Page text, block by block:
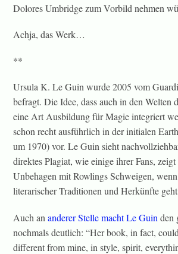
Dolores Umbridge zum Vorbild nehmen
Achja, das Werk…
**
Ursula K. Le Guin wurde 2005 vom
befragt. Die Idee, dass auch in den Welten
eine Art Ausbildung für Magie integriert
schon recht ausführlich in der initialen
um 1970) vor. Le Guin sieht
direktes Plagiat, wie einige ihrer Fans,
Unbehagen mit Rowlings Schweigen,
literarischer Traditionen und Herkünfte
Auch ananderer Stelle macht Le Guin den
nochmals deutlich: “Her book, in fact,
different from mine, in style, spirit,